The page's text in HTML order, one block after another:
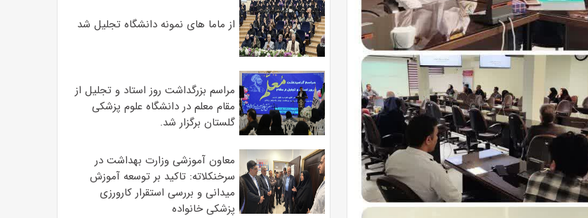
از ماما های نمونه دانشگاه تجلیل شد
مراسم بزرگداشت روز استاد و تجلیل از
مقام معلم در دانشگاه علوم پزشکی
گلستان برگزار شد.‌
معاون آموزشی وزارت بهداشت در
سرخنکلاته: تاکید بر توسعه آموزش
میدانی و بررسی استقرار کارورزی
پزشکی ‌خانواده